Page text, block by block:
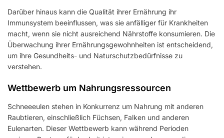
Darüber hinaus kann die Qualität ihrer Ernährung ihr
Immunsystem beeinflussen, was sie anfälliger für Krankheiten
macht, wenn sie nicht ausreichend Nährstoffe konsumieren. Die
Überwachung ihrer Ernährungsgewohnheiten ist entscheidend,
um ihre Gesundheits- und Naturschutzbedürfnisse zu
verstehen.
Wettbewerb um Nahrungsressourcen
Schneeeulen stehen in Konkurrenz um Nahrung mit anderen
Raubtieren, einschließlich Füchsen, Falken und anderen
Eulenarten. Dieser Wettbewerb kann während Perioden